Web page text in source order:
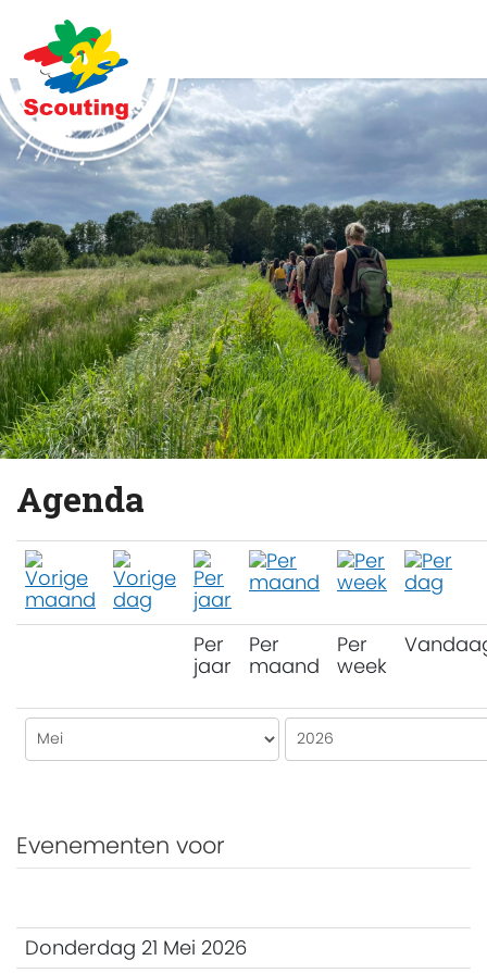
Agenda
Per
jaar
Per
maand
Per
week
Evenementen voor
Donderdag 21 Mei 2026